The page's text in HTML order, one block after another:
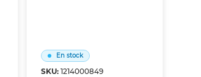
En stock
SKU: 1214000849